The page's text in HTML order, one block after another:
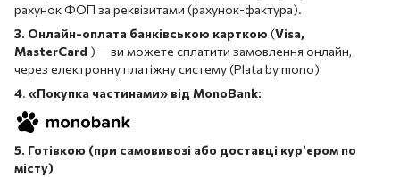
рахунок ФОП за реквізитами (рахунок-фактура).
3. Онлайн-оплата банківською карткою (Visa,
MasterCard ) — ви можете сплатити замовлення онлайн,
через електронну платіжну систему (Plata by mono)
4. «Покупка частинами» від MonoBank:
5. Готівкою (при самовивозі або доставці кур’єром по
місту)